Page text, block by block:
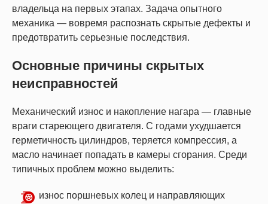
владельца на первых этапах. Задача опытного
механика — вовремя распознать скрытые дефекты и
предотвратить серьезные последствия.
Основные причины скрытых
неисправностей
Механический износ и накопление нагара — главные
враги стареющего двигателя. С годами ухудшается
герметичность цилиндров, теряется компрессия, а
масло начинает попадать в камеры сгорания. Среди
типичных проблем можно выделить:
износ поршневых колец и направляющих